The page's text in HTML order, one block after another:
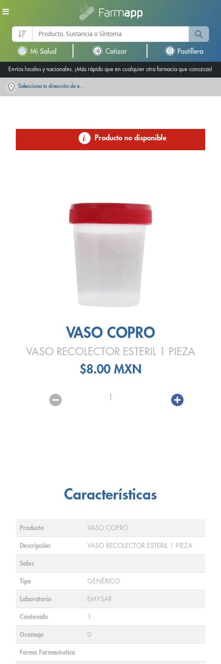
Envíos locales y nacionales. ¡Más rápido que en cualquier otra farmacia que conozcas!
Selecciona tu dirección de entrega
Producto no disponible
VASO COPRO
VASO RECOLECTOR ESTERIL 1 PIEZA
$8.00 MXN
1
Características
Producto VASO COPRO
Descripción VASO RECOLECTOR ESTERIL 1 PIEZA
Sales
Tipo GENÉRICO
Laboratorio EMYSAR
Contenido 1
Gramaje 0
Forma Farmacéutica